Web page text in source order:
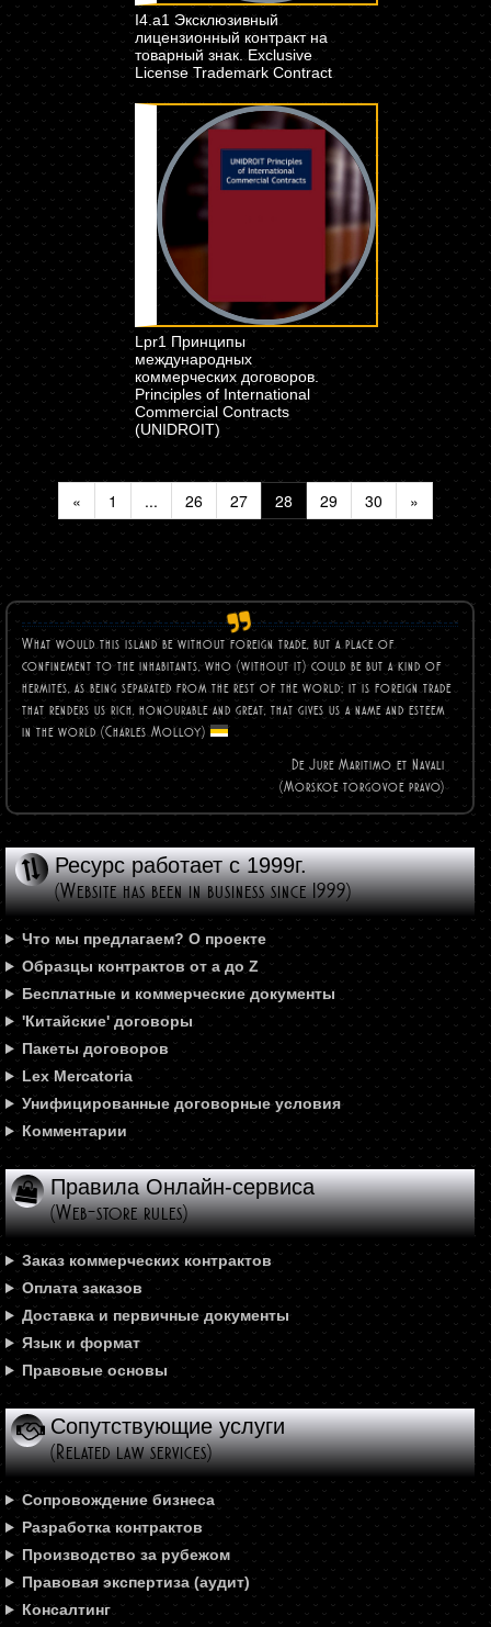
I4.a1 Эксклюзивный
лицензионный контракт на
товарный знак. Exclusive
License Trademark Contract
Lpr1 Принципы
международных
коммерческих договоров.
Principles of International
Commercial Contracts
(UNIDROIT)
« 1 ... 26 27 28 29 30 »
What would this island be without foreign trade, but a place of
confinement to the inhabitants, who (without it) could be but a kind of
hermites, as being separated from the rest of the world; it is foreign trade
that renders us rich, honourable and great, that gives us a name and esteem
in the world (CharlesMolloy)
De Jure Maritimo et Navali
(Morskoe torgovoe pravo)
Ресурс работает с 1999г.
(Website has been in business since 1999)
Что мы предлагаем? О проекте
Образцы контрактов от а до Z
Бесплатные и коммерческие документы
'Китайские' договоры
Пакеты договоров
Lex Mercatoria
Унифицированные договорные условия
Комментарии
Правила Онлайн-сервиса
(Web-store rules)
Заказ коммерческих контрактов
Оплата заказов
Доставка и первичные документы
Язык и формат
Правовые основы
Сопутствующие услуги
(Related law services)
Сопровождение бизнеса
Разработка контрактов
Производство за рубежом
Правовая экспертиза (аудит)
Консалтинг